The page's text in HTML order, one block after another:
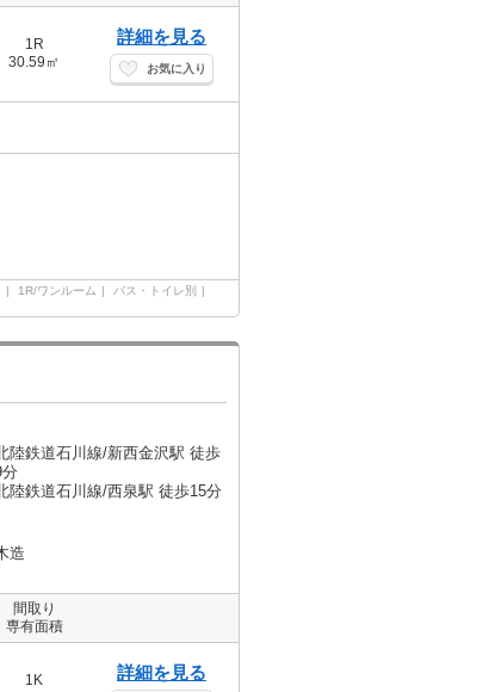
1R
30.59㎡
詳細を見る
お気に入り
1R/ワンルーム
バス・トイレ別
陸鉄道石川線/新西金沢駅 徒歩
陸鉄道石川線/西泉駅 徒歩15分
造
間取り
専有面積
1K
詳細を見る